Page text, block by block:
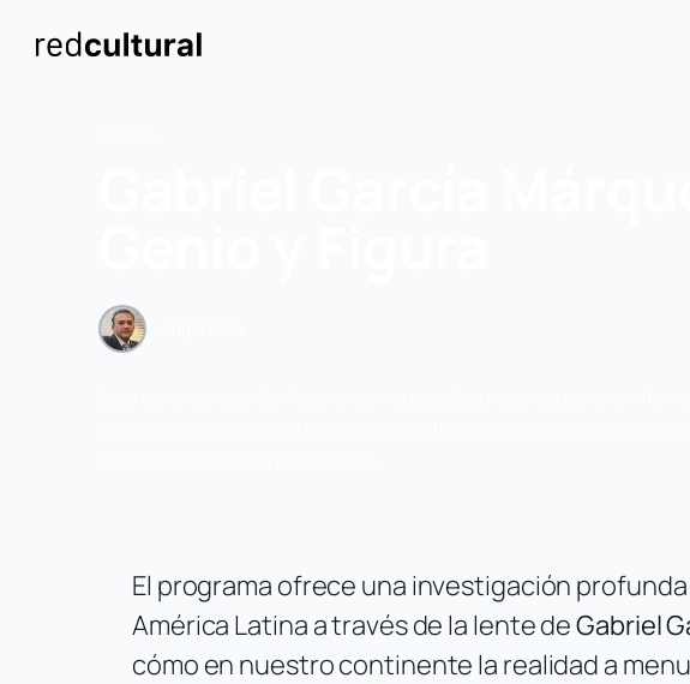
El programa ofrece una investigación
América Latina a través de la lente deGabriel
cómo en nuestro continente la realidad a